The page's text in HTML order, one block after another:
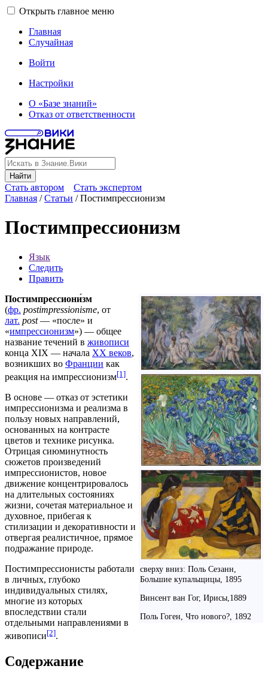
Открыть главное меню
Главная
Случайная
Войти
Настройки
О «Базе знаний»
Отказ от ответственности
Найти
Стать автором
Стать экспертом
Главная /Статьи /Постимпрессионизм
Постимпрессионизм
Язык
Следить
Править
сверху вниз: Поль Сезанн,
Большие купальщицы, 1895
Винсент ван Гог, Ирисы,1889
Поль Гоген, Что нового?, 1892
Постимпрессиони́зм
(фр. postimpressionisme, от
лат. post— «после» и
«импрессионизм») — общее
название течений в живописи
конца XIX — начала XX веков,
возникших во Франции как
реакция на импрессионизм[1].
В основе — отказ от эстетики
импрессионизма и реализма в
пользу новых направлений,
основанных на контрасте
цветов и технике рисунка.
Отрицая сиюминутность
сюжетов произведений
импрессионистов, новое
движение концентрировалось
на длительных состояниях
жизни, сочетая материальное и
духовное, прибегая к
стилизации и декоративности и
отвергая реалистичное, прямое
подражание природе.
Постимпрессионисты работали
в личных, глубоко
индивидуальных стилях,
многие из которых
впоследствии стали
отдельными направлениями в
живописи[2].
Содержание